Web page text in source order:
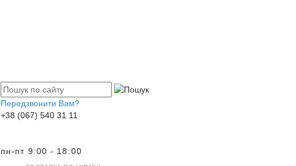
Передзвонити Вам?
+38 (067) 540 31 11
пн-пт 9:00 - 18:00